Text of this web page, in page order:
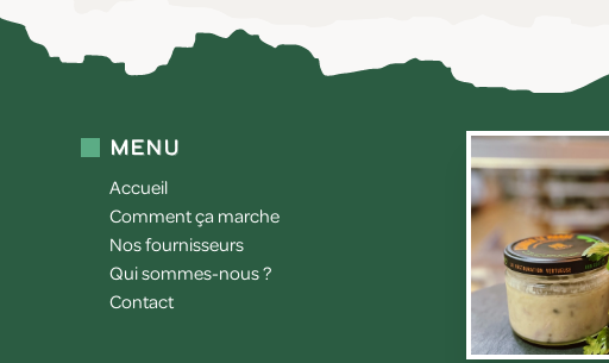
Menu
Accueil
Comment ça marche
Nos fournisseurs
Qui sommes-nous ?
Contact